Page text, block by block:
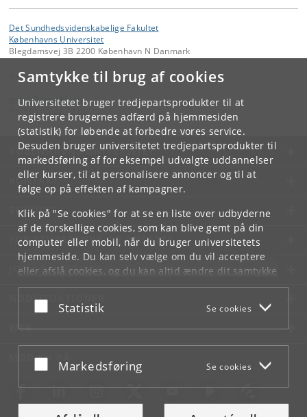
Samtykke til brug af cookies
Universitetet bruger tredjepartsprodukter til at
registrere brugernes adfærd på hjemmesiden
(statistik) for løbende at forbedre vores service.
Desuden bruger universitetet tredjepartsprodukter til
markedsføring af for eksempel udvalgte uddannelser
eller kurser, til at personalisere annoncer og til at
følge op på effekten af kampagner.
Klik på "Se cookies" for at se en liste over udbyderne
af de forskellige cookies, som kan blive gemt på din
computer eller mobil, når du bruger universitetets
hjemmeside. Du kan selv vælge om du vil acceptere
eller afslå cookies, og du kan altid ændre dit samtykke
underCookie- og privatlivspolitiksom du finder i
bunden af hver side.
Acceptér eller afslå
Statistik Se cookies
Acceptér eller afslå
Markedsføring Se cookies
Det Sundhedsvidenskabelige Fakultet
Københavns Universitet
Blegdamsvej 3B 2200 København N Danmark
Kontakt:
email @sund.ku.dk
KØBENHAVNS UNIVERSITET
KONTAKT
SERVICES
FOR STUDERENDE OG ANSATTE
JOB OG KARRIERE
NØDSITUATIONER
WEB
MØD KU PÅ